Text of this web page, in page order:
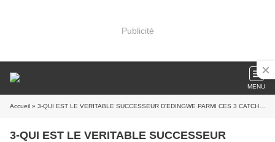
Publicité
MENU
Accueil » 3-QUI EST LE VERITABLE SUCCESSEUR D'EDINGWE PARMI CES 3 CATCHEURS ?
3-QUI EST LE VERITABLE SUCCESSEUR